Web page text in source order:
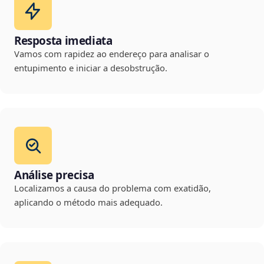
Resposta imediata
Vamos com rapidez ao endereço para analisar o
entupimento e iniciar a desobstrução.
Análise precisa
Localizamos a causa do problema com exatidão,
aplicando o método mais adequado.